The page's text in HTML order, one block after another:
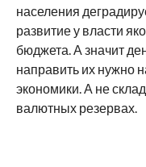
населения
развитие у власти
бюджета. А значит
направить их нужно
экономики. А не
валютных резервах.